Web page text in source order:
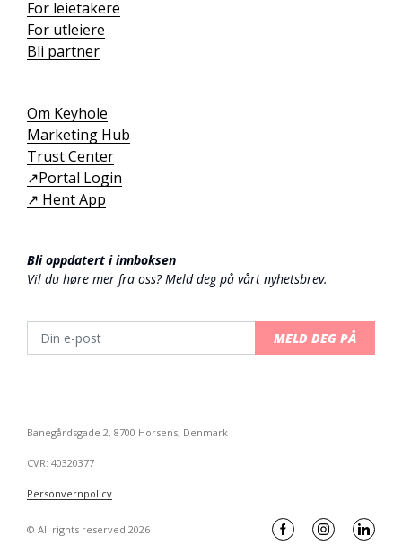
For leietakere
For utleiere
Bli partner
Om Keyhole
Marketing Hub
Trust Center
↗️Portal Login
↗️ Hent App
Bli oppdatert i innboksen
Vil du høre mer fra oss? Meld deg på vårt nyhetsbrev.
MELD DEG PÅ
Banegårdsgade 2, 8700 Horsens, Denmark
CVR: 40320377
Personvernpolicy
© All rights reserved 2026